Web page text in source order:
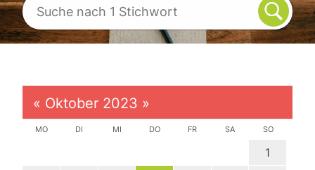
« Oktober 2023 »
MO DI MI DO FR SA SO
1